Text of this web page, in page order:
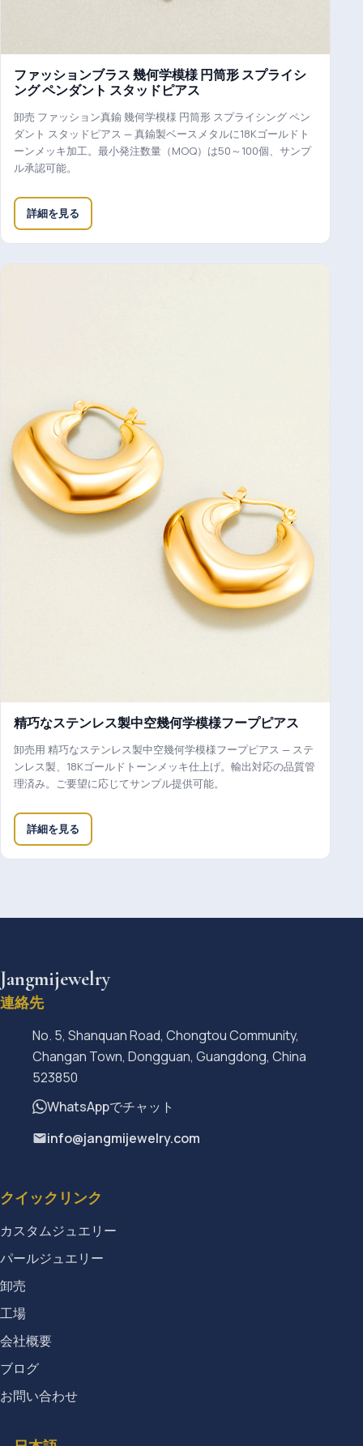
ファッションブラス 幾何学模様 円筒形 スプライシ
ング ペンダント スタッドピアス
卸売 ファッション真鍮 幾何学模様 円筒形 スプライシング ペン
ダント スタッドピアス — 真鍮製ベースメタルに18Kゴールドト
ーンメッキ加工。最小発注数量（MOQ）は50～100個、サンプ
ル承認可能。
詳細を見る
精巧なステンレス製中空幾何学模様フープピアス
卸売用 精巧なステンレス製中空幾何学模様フープピアス — ステ
ンレス製、18Kゴールドトーンメッキ仕上げ。輸出対応の品質管
理済み。ご要望に応じてサンプル提供可能。
詳細を見る
Jangmijewelry
連絡先
No. 5, Shanquan Road, Chongtou Community,
Changan Town, Dongguan, Guangdong, China
523850
WhatsAppでチャット
info@jangmijewelry.com
クイックリンク
カスタムジュエリー
パールジュエリー
卸売
工場
会社概要
ブログ
お問い合わせ